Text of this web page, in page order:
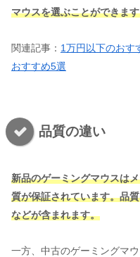
マウスを選ぶことができま
関連記事： 1万円以下のおす
おすすめ5選
品質の違い
新品のゲーミングマウスは
質が保証されています。品
などが含まれます。
一方、中古のゲーミングマ